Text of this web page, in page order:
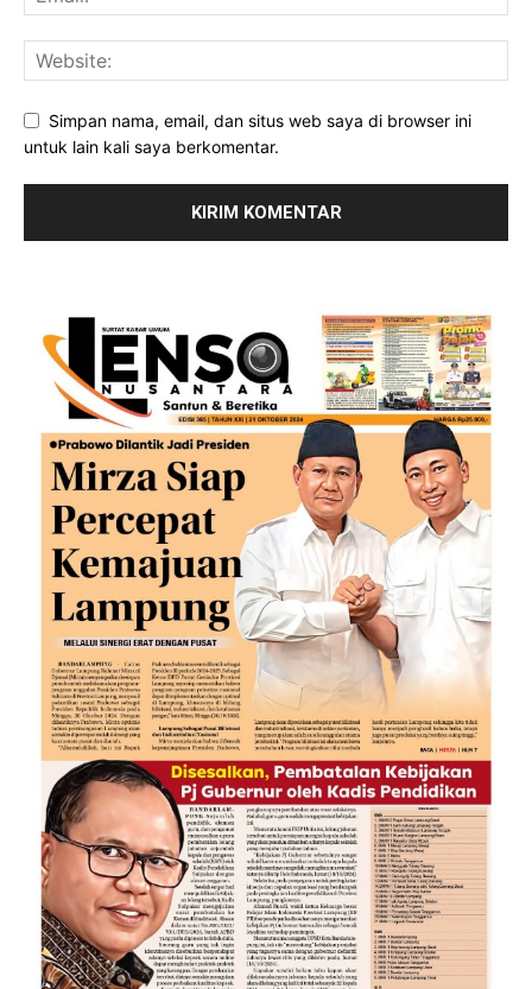
Simpan nama, email, dan situs web saya di browser ini
untuk lain kali saya berkomentar.